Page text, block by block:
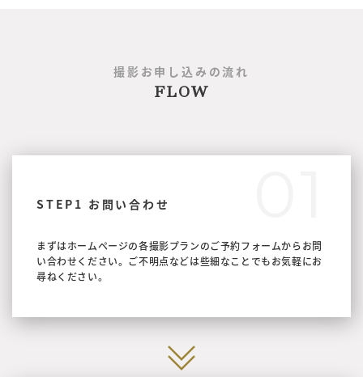
撮影お申し込みの流れ
FLOW
STEP1 お問い合わせ
まずはホームページの各撮影プランのご予約フォームからお問
い合わせください。ご不明点などは些細なことでもお気軽にお
尋ねください。